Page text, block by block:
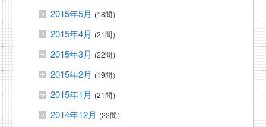
2015年5月 (18問）
2015年4月 (21問）
2015年3月 (22問）
2015年2月 (19問）
2015年1月 (21問）
2014年12月 (22問）